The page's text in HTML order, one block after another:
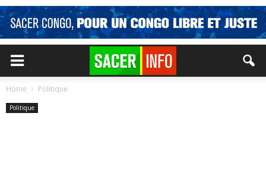
Home Politique
Politique